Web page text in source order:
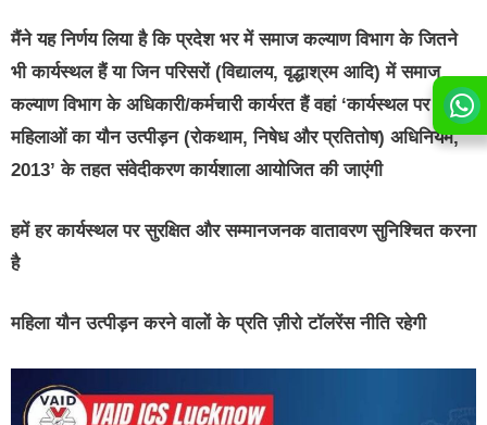
मैंने यह निर्णय लिया है कि प्रदेश भर में समाज कल्याण विभाग के जितने
भी कार्यस्थल हैं या जिन परिसरों (विद्यालय, वृद्धाश्रम आदि) में समाज
कल्याण विभाग के अधिकारी/कर्मचारी कार्यरत हैं वहां ‘कार्यस्थल पर
महिलाओं का यौन उत्पीड़न (रोकथाम, निषेध और प्रतितोष) अधिनियम,
2013’ के तहत संवेदीकरण कार्यशाला आयोजित की जाएंगी
हमें हर कार्यस्थल पर सुरक्षित और सम्मानजनक वातावरण सुनिश्चित करना
है
महिला यौन उत्पीड़न करने वालों के प्रति ज़ीरो टॉलरेंस नीति रहेगी